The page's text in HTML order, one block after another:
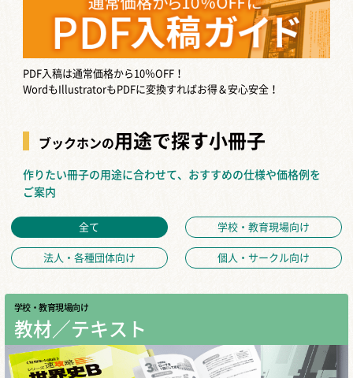
PDF入稿は通常価格から10％OFF！
WordもIllustratorもPDFに変換すればお得＆安心安全！
ブックホンの用途で探す小冊子
作りたい冊子の用途に合わせて、おすすめの仕様や価格例を
ご案内
全て 学校・教育現場向け
法人・各種団体向け 個人・サークル向け
学校・教育現場向け
教材／テキスト